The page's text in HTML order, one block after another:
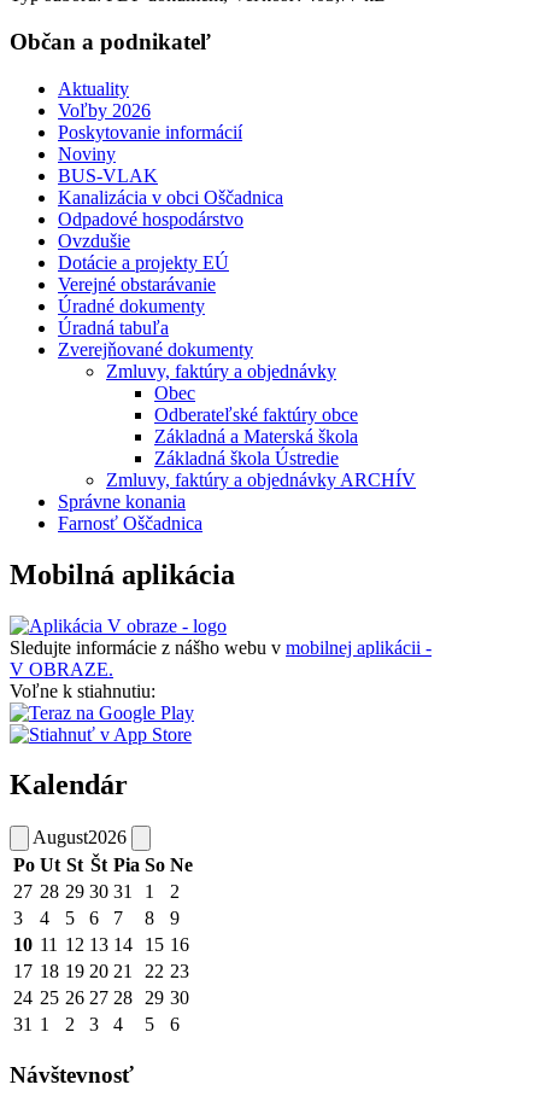
Občan a podnikateľ
Aktuality
Voľby 2026
Poskytovanie informácií
Noviny
BUS-VLAK
Kanalizácia v obci Oščadnica
Odpadové hospodárstvo
Ovzdušie
Dotácie a projekty EÚ
Verejné obstarávanie
Úradné dokumenty
Úradná tabuľa
Zverejňované dokumenty
Zmluvy, faktúry a objednávky
Obec
Odberateľské faktúry obce
Základná a Materská škola
Základná škola Ústredie
Zmluvy, faktúry a objednávky ARCHÍV
Správne konania
Farnosť Oščadnica
Mobilná aplikácia
Sledujte informácie z nášho webu v mobilnej aplikácii -
V OBRAZE.
Voľne k stiahnutiu:
Kalendár
August2026
Po Ut St Št Pia So Ne
27 28 29 30 31 1
2
3
4 5 6 7 8
9
10 11 12 13 14 15 16
17 18 19 20 21 22 23
24 25 26 27 28 29 30
31 1 2 3 4 5 6
Návštevnosť